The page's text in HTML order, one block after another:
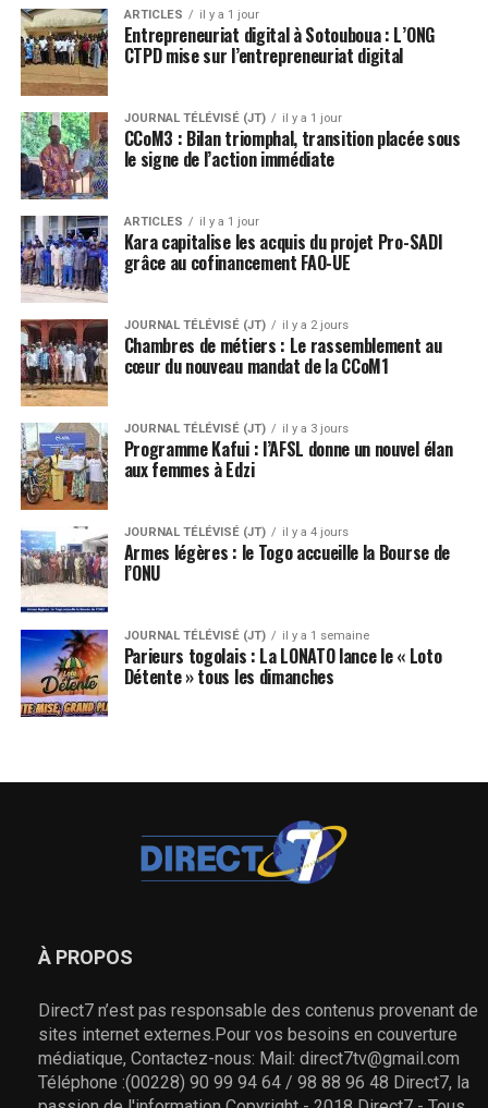
ARTICLES il y a 1 jour
Entrepreneuriat digital à Sotouboua : L’ONG
CTPD mise sur l’entrepreneuriat digital
JOURNAL TÉLÉVISÉ (JT) il y a 1 jour
CCoM3 : Bilan triomphal, transition placée sous
le signe de l’action immédiate
ARTICLES il y a 1 jour
Kara capitalise les acquis du projet Pro-SADI
grâce au cofinancement FAO-UE
JOURNAL TÉLÉVISÉ (JT) il y a 2 jours
Chambres de métiers : Le rassemblement au
cœur du nouveau mandat de la CCoM1
JOURNAL TÉLÉVISÉ (JT) il y a 3 jours
Programme Kafui : l’AFSL donne un nouvel élan
aux femmes à Edzi
JOURNAL TÉLÉVISÉ (JT) il y a 4 jours
Armes légères : le Togo accueille la Bourse de
l’ONU
JOURNAL TÉLÉVISÉ (JT) il y a 1 semaine
Parieurs togolais : La LONATO lance le « Loto
Détente » tous les dimanches
À PROPOS
Direct7 n’est pas responsable des contenus provenant de
sites internet externes.Pour vos besoins en couverture
médiatique, Contactez-nous: Mail: direct7tv@gmail.com
Téléphone :(00228) 90 99 94 64 / 98 88 96 48 Direct7, la